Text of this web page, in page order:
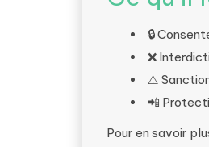
🔒
❌
⚠️
📲
Pour en savoir